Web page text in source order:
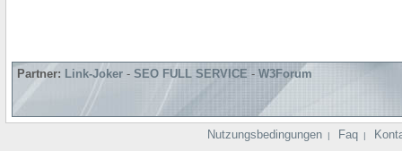
Partner: Link-Joker - SEO FULL SERVICE - W3Forum
Nutzungsbedingungen | Faq |